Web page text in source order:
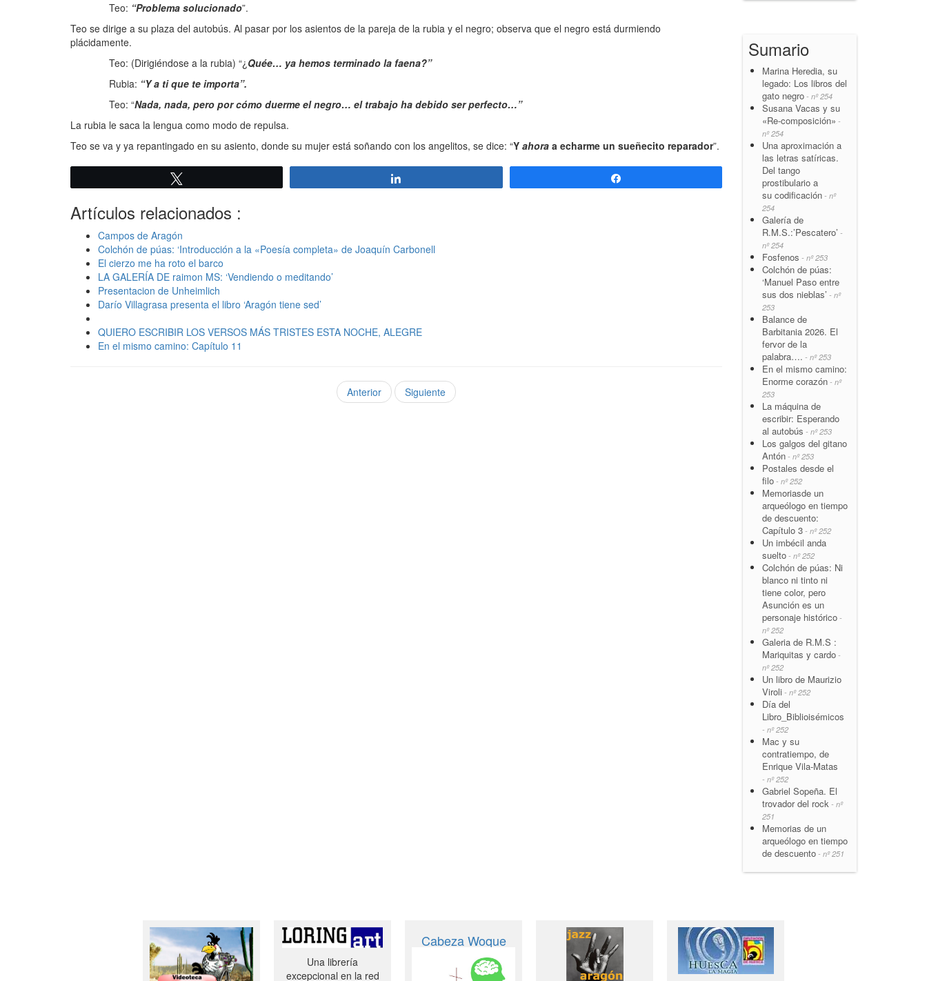
Teo: “Problema solucionado”.
Teo se dirige a su plaza del autobús. Al pasar por los asientos de la pareja de la rubia y el negro; observa que el negro está durmiendo
plácidamente.
Teo: (Dirigiéndose a la rubia) “¿Quée… ya hemos terminado la faena?”
Rubia: “Y a ti que te importa”.
Teo: “Nada, nada, pero por cómo duerme el negro… el trabajo ha debido ser perfecto…”
La rubia le saca la lengua como modo de repulsa.
Teo se va y ya repantingado en su asiento, donde su mujer está soñando con los angelitos, se dice: “Y ahora a echarme un sueñecito reparador”.
Artículos relacionados :
Campos de Aragón
Colchón de púas: ‘Introducción a la «Poesía completa» de Joaquín Carbonell
El cierzo me ha roto el barco
LA GALERÍA DE raimon MS: ‘Vendiendo o meditando’
Presentacion de Unheimlich
Darío Villagrasa presenta el libro ‘Aragón tiene sed’
QUIERO ESCRIBIR LOS VERSOS MÁS TRISTES ESTA NOCHE, ALEGRE
En el mismo camino: Capítulo 11
Anterior Siguiente
Sumario
Marina Heredia, su
legado: Los libros del
gato negro - nº 254
Susana Vacas y su
«Re-composición» -
nº 254
Una aproximación a
las letras satíricas.
Del tango
prostibulario a
su codificación - nº
254
Galería de
R.M.S.:’Pescatero’ -
nº 254
Fosfenos - nº 253
Colchón de púas:
‘Manuel Paso entre
sus dos nieblas’ - nº
253
Balance de
Barbitania 2026. El
fervor de la
palabra…. - nº 253
En el mismo camino:
Enorme corazón - nº
253
La máquina de
escribir: Esperando
al autobús - nº 253
Los galgos del gitano
Antón - nº 253
Postales desde el
filo - nº 252
Memoriasde un
arqueólogo en tiempo
de descuento:
Capítulo 3 - nº 252
Un imbécil anda
suelto - nº 252
Colchón de púas: Ni
blanco ni tinto ni
tiene color, pero
Asunción es un
personaje histórico -
nº 252
Galeria de R.M.S :
Mariquitas y cardo -
nº 252
Un libro de Maurizio
Viroli - nº 252
Día del
Libro_Biblioisémicos
- nº 252
Mac y su
contratiempo, de
Enrique Vila-Matas
- nº 252
Gabriel Sopeña. El
trovador del rock - nº
251
Memorias de un
arqueólogo en tiempo
de descuento - nº 251
Una librería
excepcional en la red
Cabeza Woque